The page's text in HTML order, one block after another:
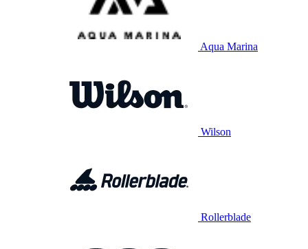
Aqua Marina
Wilson
Rollerblade